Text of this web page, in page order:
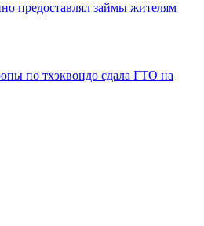
предоставлял займы жителям
по тхэквондо сдала ГТО на